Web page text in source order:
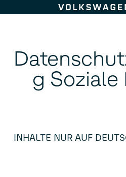
Zum Seiteninhalt springen
g Soziale
INHALTE NUR AUF